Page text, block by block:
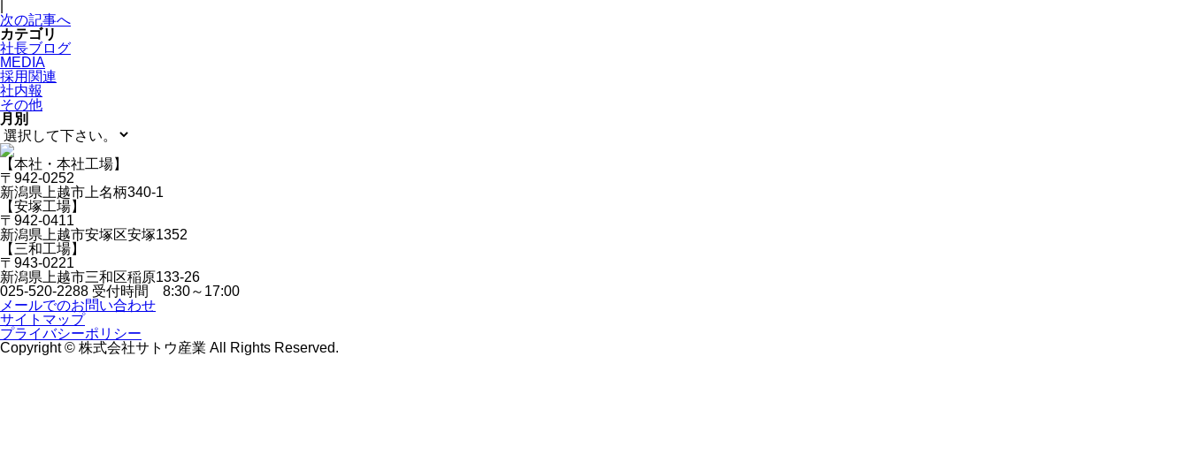
次の記事へ
カテゴリ
社長ブログ
MEDIA
採用関連
社内報
その他
月別
【本社・本社工場】
〒942-0252
新潟県上越市上名柄340-1
【安塚工場】
〒942-0411
新潟県上越市安塚区安塚1352
【三和工場】
〒943-0221
新潟県上越市三和区稲原133-26
025-520-2288 受付時間 8:30～17:00
メールでのお問い合わせ
サイトマップ
プライバシーポリシー
Copyright © 株式会社サトウ産業 All Rights Reserved.